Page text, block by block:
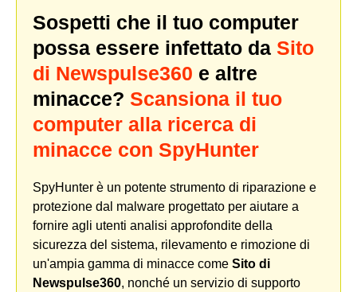
Sospetti che il tuo computer
possa essere infettato da Sito
di Newspulse360 e altre
minacce? Scansiona il tuo
computer alla ricerca di
minacce con SpyHunter
SpyHunter è un potente strumento di riparazione e
protezione dal malware progettato per aiutare a
fornire agli utenti analisi approfondite della
sicurezza del sistema, rilevamento e rimozione di
un'ampia gamma di minacce come Sito di
Newspulse360, nonché un servizio di supporto